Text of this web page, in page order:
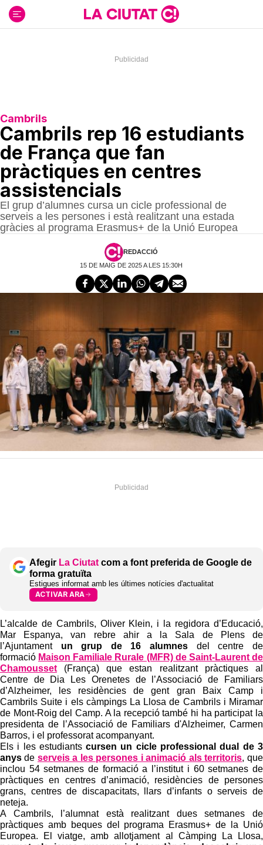
contenido
Cambrils
Cambrils rep 16 estudiants
de França que fan
pràctiques en centres
assistencials
El grup d’alumnes cursa un cicle professional de
serveis a les persones i està realitzant una estada
gràcies al programa Erasmus+ de la Unió Europea
REDACCIÓ
15 DE MAIG DE 2025 A LES 15:30H
Afegir La Ciutat com a font preferida de Google de
forma gratuïta
Estigues informat amb les últimes notícies d'actualitat
ACTIVAR ARA
L’alcalde de Cambrils, Oliver Klein, i la regidora d’Educació,
Mar Espanya, van rebre ahir a la Sala de Plens de
l’Ajuntament un grup de 16 alumnes del centre de
formació Maison Familiale Rurale (MFR) de Saint-Laurent de
Chamousset (França) que estan realitzant pràctiques al
Centre de Dia Les Orenetes de l’Associació de Familiars
d’Alzheimer, les residències de gent gran Baix Camp i
Cambrils Suite i els càmpings La Llosa de Cambrils i Miramar
de Mont-Roig del Camp. A la recepció també hi ha participat la
presidenta de l’Associació de Familiars d'Alzheimer, Carmen
Barros, i el professorat acompanyant.
Els i les estudiantscursen un cicle professional dual de 3
anys de serveis a les persones i animació als territoris, que
inclou 54 setmanes de formació a l’institut i 60 setmanes de
pràctiques en centres d’animació, residències de persones
grans, centres de discapacitats, llars d’infants o serveis de
neteja.
A Cambrils, l’alumnat està realitzant dues setmanes de
pràctiques amb beques del programa Erasmus+ de la Unió
Europea. El viatge, amb allotjament al Càmping La Llosa,